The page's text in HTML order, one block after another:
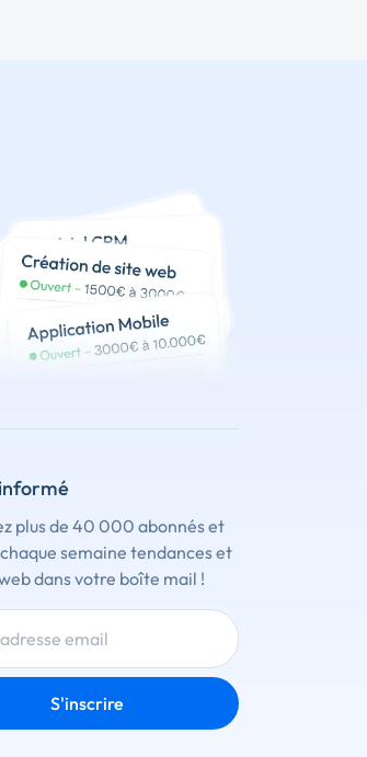
plus de 40 000 abonnés et
semaine tendances et
dans votre boîte mail !
S'inscrire